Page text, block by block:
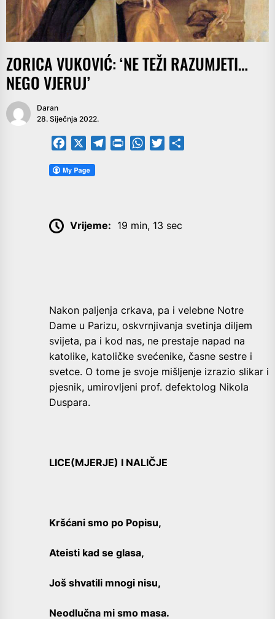
ZORICA VUKOVIĆ: ‘NE TEŽI RAZUMJETI…
NEGO VJERUJ’
Daran
28. Siječnja 2022.
Facebook TelegramPrintFriendly
WhatsApp
Twitter
Vrijeme: 19 min, 13 sec
Nakon paljenja crkava, pa i velebne Notre
Dame u Parizu, oskvrnjivanja svetinja diljem
svijeta, pa i kod nas, ne prestaje napad na
katolike, katoličke svećenike, časne sestre i
svetce. O tome je svoje mišljenje izrazio slikar i
pjesnik, umirovljeni prof. defektolog Nikola
Duspara.
LICE(MJERJE) I NALIČJE
Kršćani smo po Popisu,
Ateisti kad se glasa,
Još shvatili mnogi nisu,
Neodlučna mi smo masa.